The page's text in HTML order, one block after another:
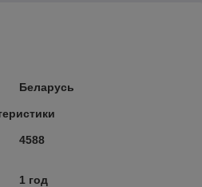
Беларусь
4588
1 год